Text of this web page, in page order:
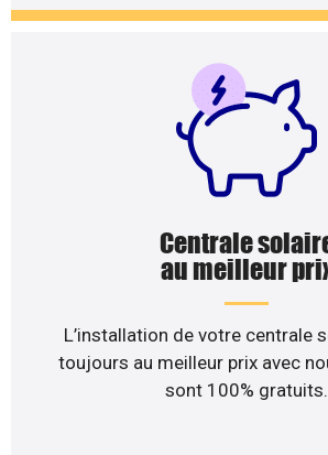
Centrale
au meilleur
L’installation de votre centrale
toujours au meilleur prix avec
sont 100% gratuits.